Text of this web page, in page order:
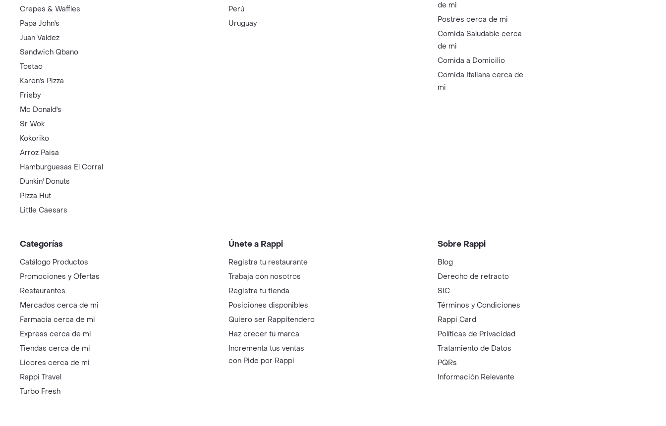
Crepes & Waffles
Papa John's
Juan Valdez
Sandwich Qbano
Tostao
Karen's Pizza
Frisby
Mc Donald's
Sr Wok
Kokoriko
Arroz Paisa
Hamburguesas El Corral
Dunkin' Donuts
Pizza Hut
Little Caesars
Perú
Uruguay
de mi
Postres cerca de mi
Comida Saludable cerca
de mi
Comida a Domicilio
Comida Italiana cerca de
mi
Categorías
Catálogo Productos
Promociones y Ofertas
Restaurantes
Mercados cerca de mi
Farmacia cerca de mi
Express cerca de mi
Tiendas cerca de mi
Licores cerca de mi
Rappi Travel
Turbo Fresh
Únete a Rappi
Registra tu restaurante
Trabaja con nosotros
Registra tu tienda
Posiciones disponibles
Quiero ser Rappitendero
Haz crecer tu marca
Incrementa tus ventas
con Pide por Rappi
Sobre Rappi
Blog
Derecho de retracto
SIC
Términos y Condiciones
Rappi Card
Políticas de Privacidad
Tratamiento de Datos
PQRs
Información Relevante